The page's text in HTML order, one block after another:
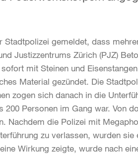
Stadtpolizei gemeldet, dass
Justizzentrums Zürich (PJZ)
mit Steinen und
Material gezündet. Die
zogen sich danach in die
200 Personen im Gang war. Von
Nachdem die Polizei mit
zu verlassen, wurden
Wirkung zeigte, wurde nach